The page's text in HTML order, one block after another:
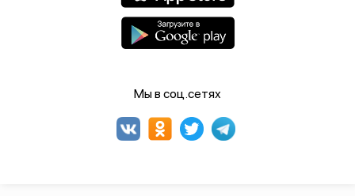
Мы в соц.сетях